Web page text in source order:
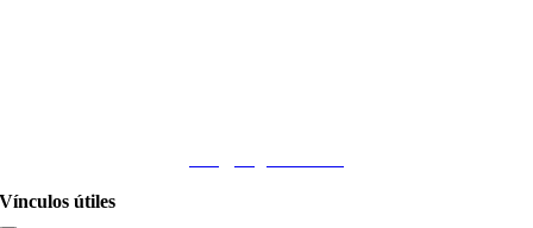
Vínculos útiles